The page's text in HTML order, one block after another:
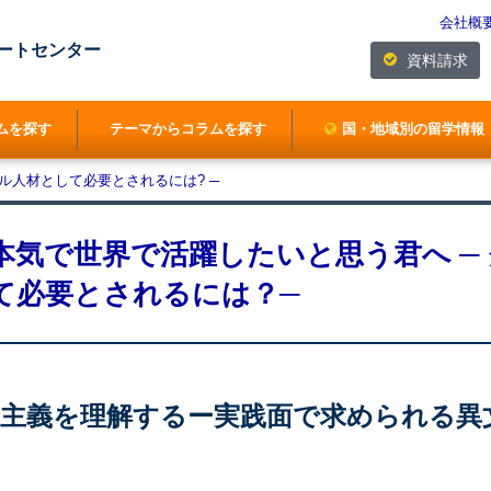
トセンター
会社概
資料請求
を探す テーマからコラムを探す 国・地域別の留学情報
人材として必要とされるには? ─
気で世界で活躍したいと思う君へ ─
必要とされるには？─
義を理解するー実践面で求められる